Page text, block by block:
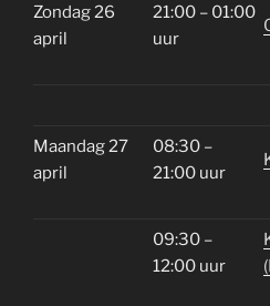
Zondag 26
april
21:00 – 01:00
uur
Maandag 27
april
08:30 –
21:00 uur
09:30 –
12:00 uur